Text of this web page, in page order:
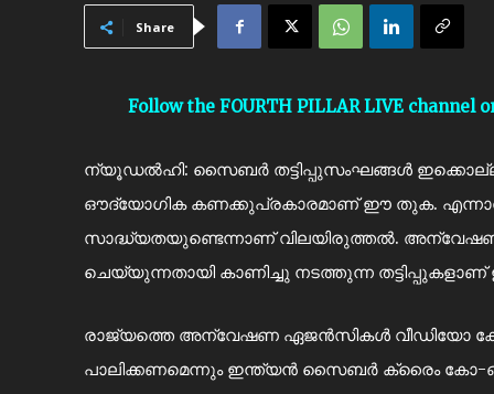
Share
Follow the FOURTH PILLAR LIVE channel
ന്യൂഡൽഹി: സൈബർ തട്ടിപ്പുസംഘങ്ങൾ
ഔദ്യോഗിക കണക്കുപ്രകാരമാണ് ഈ തുക.
സാദ്ധ്യതയുണ്ടെന്നാണ് വിലയിരുത്തൽ. അന്വേഷണ
ചെയ്യുന്നതായി കാണിച്ചു നടത്തുന്ന തട്ടിപ്പുകളാണ്
രാജ്യത്തെ അന്വേഷണ ഏജൻസികൾ വീഡിയോ
പാലിക്കണമെന്നും ഇന്ത്യൻ സൈബർ ക്രൈം കോ-